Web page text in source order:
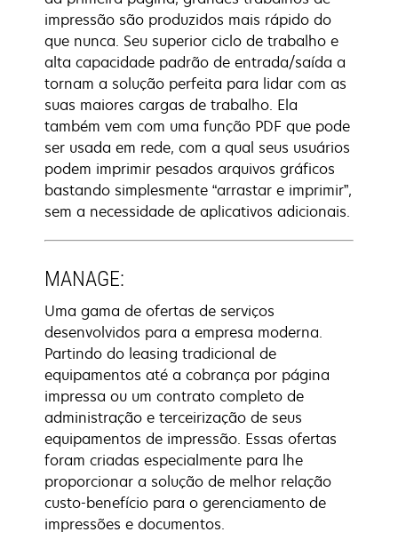
impressão são produzidos mais rápido do
que nunca. Seu superior ciclo de trabalho e
alta capacidade padrão de entrada/saída a
tornam a solução perfeita para lidar com as
suas maiores cargas de trabalho. Ela
também vem com uma função PDF que pode
ser usada em rede, com a qual seus usuários
podem imprimir pesados arquivos gráficos
bastando simplesmente “arrastar e imprimir”,
sem a necessidade de aplicativos adicionais.
MANAGE:
Uma gama de ofertas de serviços
desenvolvidos para a empresa moderna.
Partindo do leasing tradicional de
equipamentos até a cobrança por página
impressa ou um contrato completo de
administração e terceirização de seus
equipamentos de impressão. Essas ofertas
foram criadas especialmente para lhe
proporcionar a solução de melhor relação
custo-benefício para o gerenciamento de
impressões e documentos.